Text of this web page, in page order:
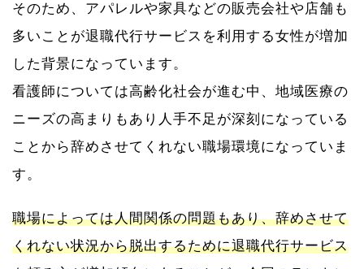
そのため、アパレルや家具などの販売会社や店舗も
多いことが退職代行サービスを利用する女性が増加
した背景になっています。
看護師については高齢化社会が進む中、地域医療の
ニーズの高まりもあり人手不足が深刻になっている
ことから辞めさせてくれない職場環境になっていま
す。
職場によっては人間関係の問題もあり、辞めさせて
くれない状況から脱出するために退職代行サービス